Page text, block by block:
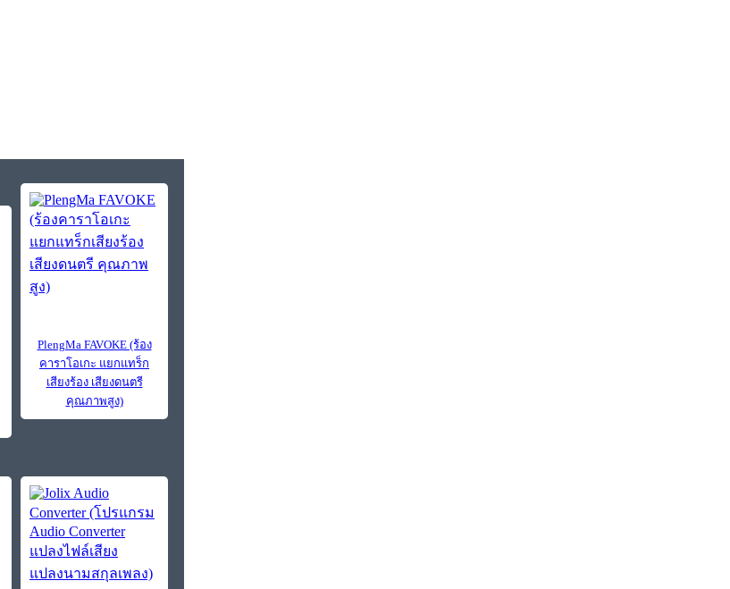
PlengMa FAVOKE (ร้อง
คาราโอเกะ แยกแทร็ก
เสียงร้อง เสียงดนตรี
คุณภาพสูง)